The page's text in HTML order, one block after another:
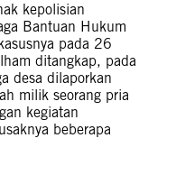
kepolisian
Bantuan Hukum
pada 26
ditangkap, pada
desa dilaporkan
milik seorang pria
kegiatan
beberapa